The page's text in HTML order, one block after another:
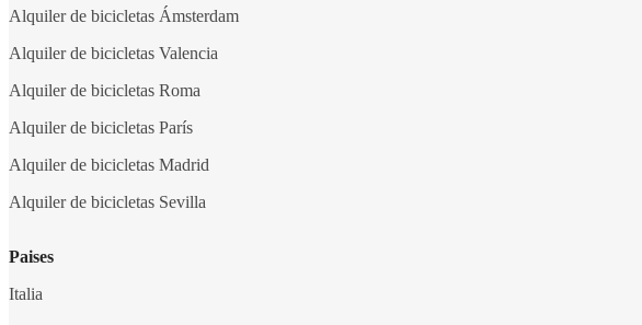
Alquiler de bicicletas Ámsterdam
Alquiler de bicicletas Valencia
Alquiler de bicicletas Roma
Alquiler de bicicletas París
Alquiler de bicicletas Madrid
Alquiler de bicicletas Sevilla
Paises
Italia